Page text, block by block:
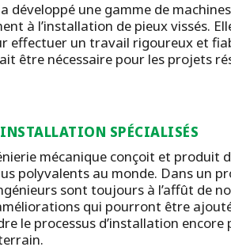
développé une gamme de
à l’installation de pieux vissés.
effectuer un travail rigoureux et
être nécessaire pour les projets
SPÉCIALISÉS
mécanique conçoit et produit
polyvalents au monde. Dans un
sont toujours à l’affût de
qui pourront être
le processus d’installation encore